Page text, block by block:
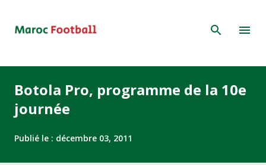
Botola Pro, programme de la 10e
journée
Publié le : décembre 03, 2011